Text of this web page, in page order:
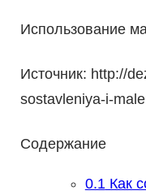
Использование
Источник: http://
sostavleniya-i-
Содержание
0.1Как